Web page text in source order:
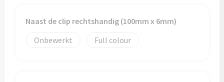
Naast de clip rechtshandig (100mm x 6mm)
Onbewerkt
Full colour